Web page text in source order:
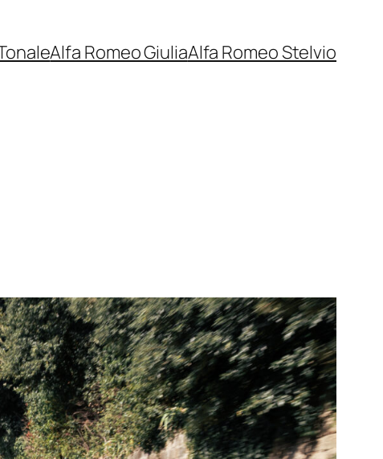
Alfa Romeo GiuliaAlfa Romeo Stelvio